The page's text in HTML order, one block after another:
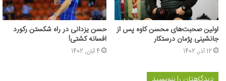
اولین صحبت‌های محسن کاوه پس از
جانشینی پژمان درستکار
12 آذر, 1402
حسن یزدانی در راه شکستن رکورد
افسانه کشتی!
4 آبان, 1402